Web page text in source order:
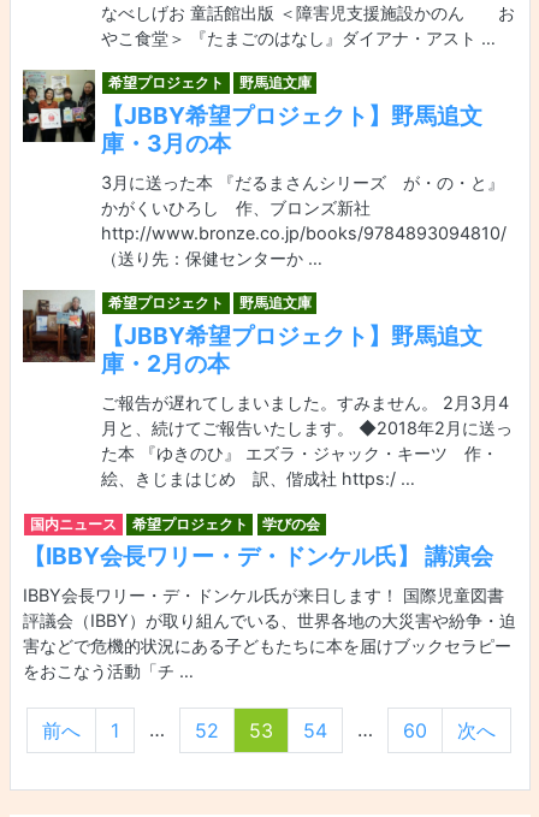
なべしげお 童話館出版 ＜障害児支援施設かのん お
やこ食堂＞ 『たまごのはなし』ダイアナ・アスト …
希望プロジェクト 野馬追文庫
【JBBY希望プロジェクト】野馬追文
庫・3月の本
3月に送った本 『だるまさんシリーズ が・の・と』
かがくいひろし 作、ブロンズ新社
http://www.bronze.co.jp/books/9784893094810/
（送り先：保健センターか …
希望プロジェクト 野馬追文庫
【JBBY希望プロジェクト】野馬追文
庫・2月の本
ご報告が遅れてしまいました。すみません。 2月3月4
月と、続けてご報告いたします。 ◆2018年2月に送っ
た本 『ゆきのひ』 エズラ・ジャック・キーツ 作・
絵、きじまはじめ 訳、偕成社 https:/ …
国内ニュース 希望プロジェクト 学びの会
【IBBY会長ワリー・デ・ドンケル氏】 講演会
IBBY会長ワリー・デ・ドンケル氏が来日します！ 国際児童図書
評議会（IBBY）が取り組んでいる、世界各地の大災害や紛争・迫
害などで危機的状況にある子どもたちに本を届けブックセラピー
をおこなう活動「チ …
投稿ナビゲーシ
前へ 1 … 52 53 54 … 60 次へ